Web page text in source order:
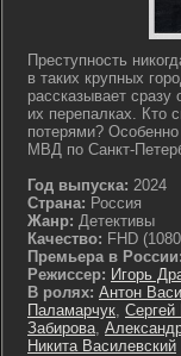
Преступность
в таких крупных
рассказывает
их перепалках. Кто
потерями?
МВД по Санкт-
Год выпуска: 2024
Страна: Россия
Жанр: Детективы
Качество: FHD
Премьера в России:
Режиссер: Игорь
В ролях: Антон
Паламарчук,
Забирова,
Никита Василевский